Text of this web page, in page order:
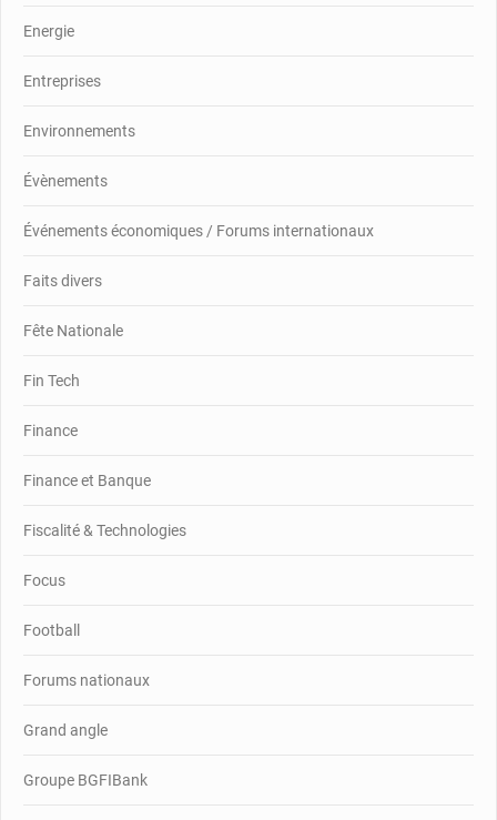
Energie
Entreprises
Environnements
Évènements
Événements économiques / Forums internationaux
Faits divers
Fête Nationale
Fin Tech
Finance
Finance et Banque
Fiscalité & Technologies
Focus
Football
Forums nationaux
Grand angle
Groupe BGFIBank